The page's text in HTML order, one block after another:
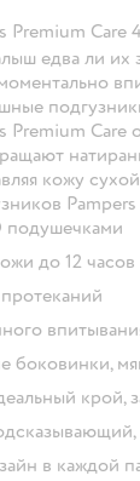
Premium Care
едва ли
Premium
кожу
Pampers
подушечками
до 12 часов
боковинки,
в каждой